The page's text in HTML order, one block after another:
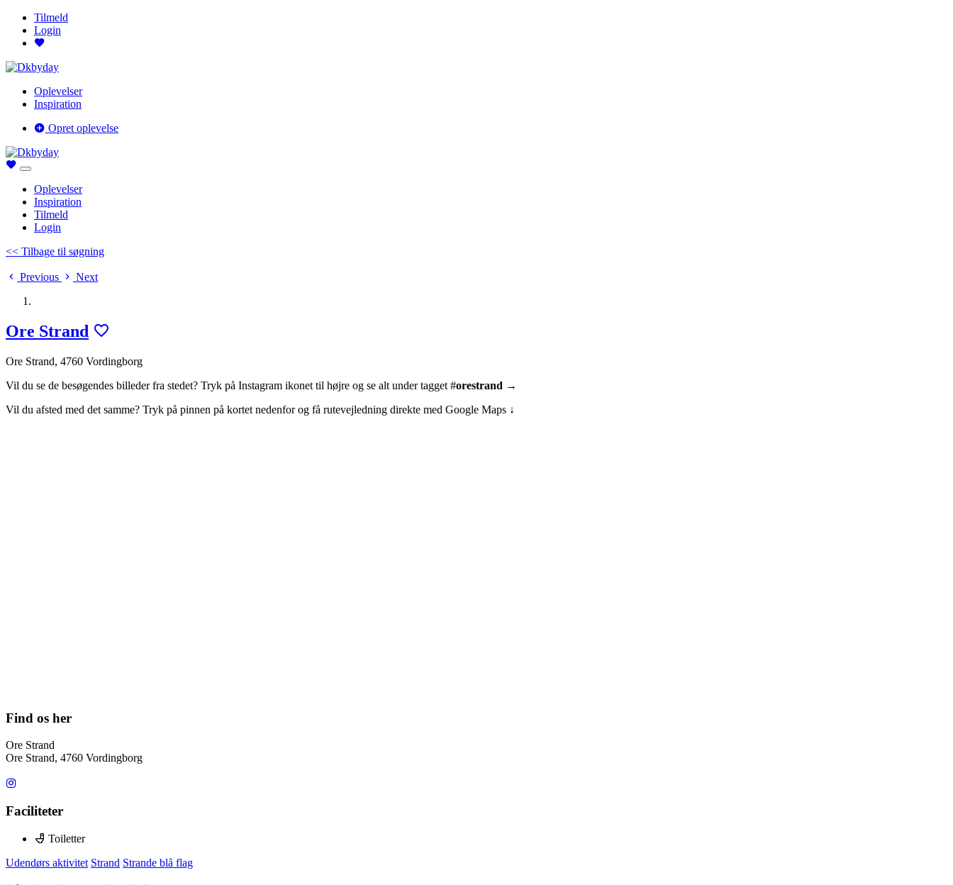
Tilmeld
Login
Oplevelser
Inspiration
Opret oplevelse
Oplevelser
Inspiration
Tilmeld
Login
<< Tilbage til søgning
Previous Next
Ore Strand
Ore Strand, 4760 Vordingborg
Vil du se de besøgendes billeder fra stedet? Tryk på Instagram ikonet til højre og se alt under tagget #orestrand →
Vil du afsted med det samme? Tryk på pinnen på kortet nedenfor og få rutevejledning direkte med Google Maps ↓
Find os her
Ore Strand
Ore Strand, 4760 Vordingborg
Faciliteter
Toiletter
Udendørs aktivitet Strand Strande blå flag